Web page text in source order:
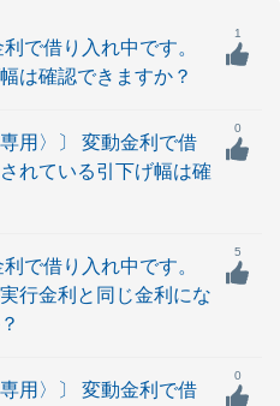
で借り入れ中です。
は確認できますか？
1
用〉〕 変動金利で借
れている引下げ幅は確
0
で借り入れ中です。
行金利と同じ金利にな
5
用〉〕 変動金利で借
0